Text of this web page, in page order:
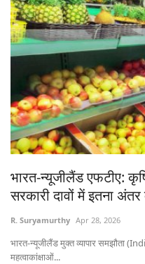
International
Rural Dialogue
Ground Report
Rural Connect
Gallery
National
Latest News
भारत-न्यूजीलैंड एफटीए:
सरकारी दावों में इतना अंतर
R. Suryamurthy Apr 28, 2026
भारत-न्यूजीलैंड मुक्त व्यापार समझौता
महत्वाकांक्षाओं...